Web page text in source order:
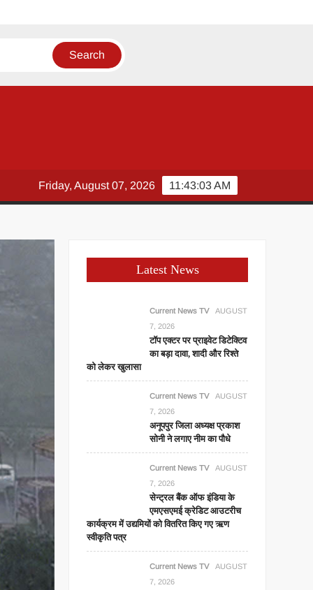
11:43:04 AM
Friday, August 07, 2026
Latest News
Current News TV
AUGUST
7, 2026
टॉप एक्टर पर प्राइवेट डिटेक्टिव
का बड़ा दावा, शादी और रिश्ते
को लेकर खुलासा
Current News TV
AUGUST
7, 2026
अनूपपुर जिला अध्यक्ष प्रकाश
सोनी ने लगाए नीम का पौधे
Current News TV
AUGUST
7, 2026
सेन्ट्रल बैंक ऑफ इंडिया के
एमएसएमई क्रेडिट आउटरीच
कार्यक्रम में उद्यमियों को वितरित किए गए ऋण
स्वीकृति पत्र
Current News TV
AUGUST
7, 2026